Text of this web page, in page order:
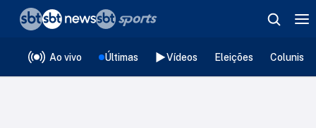
Ao vivo Últimas Vídeos Eleições
❮voltar
Editorias